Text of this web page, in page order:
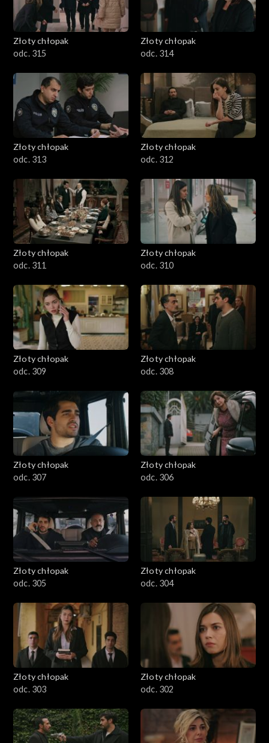
Złoty chłopak
odc. 315
Złoty chłopak
odc. 314
Złoty chłopak
odc. 313
Złoty chłopak
odc. 312
Złoty chłopak
odc. 311
Złoty chłopak
odc. 310
Złoty chłopak
odc. 309
Złoty chłopak
odc. 308
Złoty chłopak
odc. 307
Złoty chłopak
odc. 306
Złoty chłopak
odc. 305
Złoty chłopak
odc. 304
Złoty chłopak
odc. 303
Złoty chłopak
odc. 302